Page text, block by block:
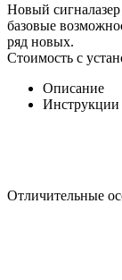
Новый
базовые
ряд новых.
Стоимость с
Описание
Инструкции
Отличительные